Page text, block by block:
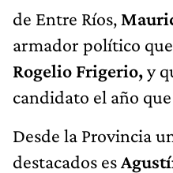
de Entre Ríos,
armador político
Rogelio Frigerio,y
candidato el año
Desde la Provincia
destacados es